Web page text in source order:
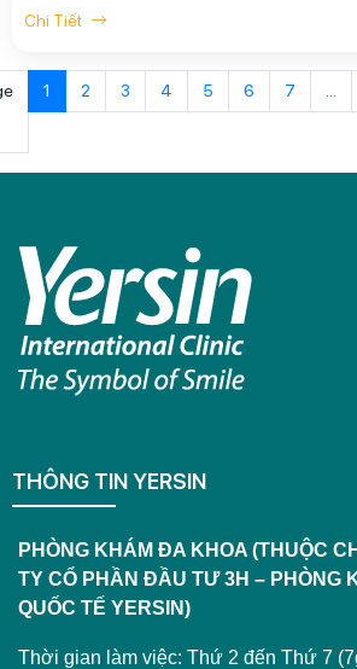
Chi Tiết
1 2 3 4 5 6 7
THÔNG TIN YERSIN
PHÒNG KHÁM ĐA KHOA (THUỘC
TY CỔ PHẦN ĐẦU TƯ 3H – PHÒNG
QUỐC TẾ YERSIN)
Thời gian làm việc: Thứ 2 đến Thứ 7